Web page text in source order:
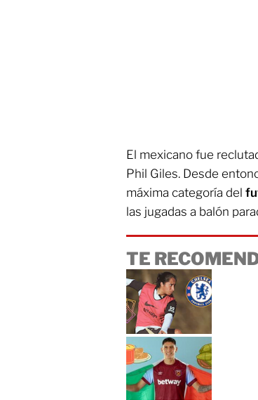
El mexicano fue
Phil Giles. Desde
máxima categoría del
las jugadas a balón
TE